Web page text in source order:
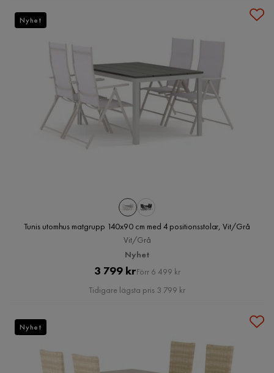
Tunis utomhus matgrupp 140x90 cm med 4 positionsstolar, Vit/Grå
Vit/Grå
Nyhet
Pris
3 799 krOriginal
Pris
Förr 6 499 kr
Tidigare lägsta pris 3 799 kr
Nyhet
Nyhet